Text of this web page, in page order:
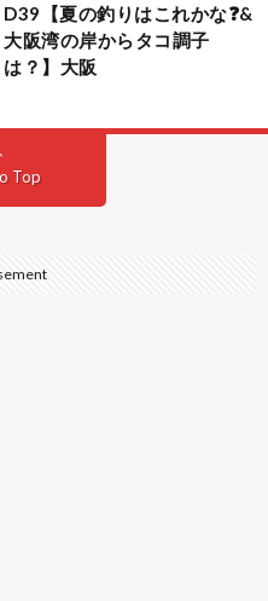
D39【夏の釣りはこれかな❓&
大阪湾の岸からタコ調子
は？】大阪
Top